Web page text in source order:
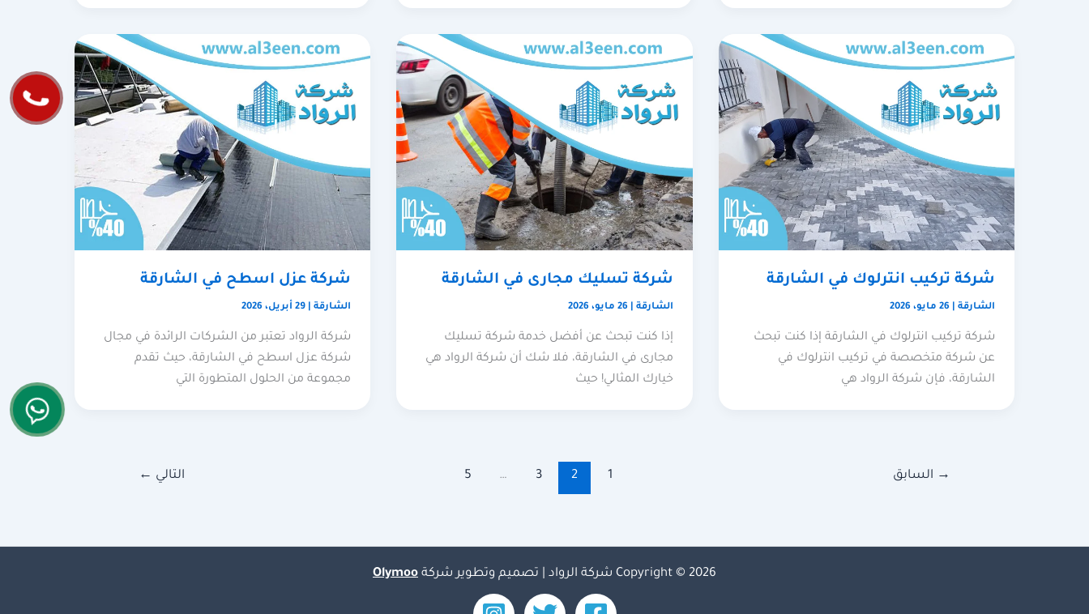
شركة تركيب انترلوك في الشارقة
الشارقة 26 مايو، 2026
شركة تركيب انترلوك في الشارقة إذا كنت تبحث
عن شركة متخصصة في تركيب انترلوك في
الشارقة، فإن شركة الرواد هي
شركة تسليك مجارى في الشارقة
الشارقة |26 مايو، 2026
إذا كنت تبحث عن أفضل خدمة شركة تسليك
مجارى في الشارقة، فلا شك أن شركة الرواد هي
خيارك المثالي! حيث
شركة عزل اسطح في الشارقة
الشارقة| 29 أبريل، 2026
شركة الرواد تعتبر من الشركات الرائدة في مجال
شركة عزل اسطح في الشارقة، حيث تقدم
مجموعة من الحلول المتطورة التي
→ السابق 1
2
3
…
5 التالي ←
Copyright © 2026 شركة الرواد | تصميم وتطوير شركة Olymoo